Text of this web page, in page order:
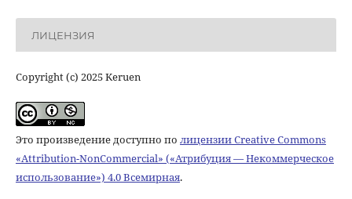
ЛИЦЕНЗИЯ
Copyright (c) 2025 Keruen
Это произведение доступно по лицензии Creative Commons
«Attribution-NonCommercial» («Атрибуция — Некоммерческое
использование») 4.0 Всемирная.